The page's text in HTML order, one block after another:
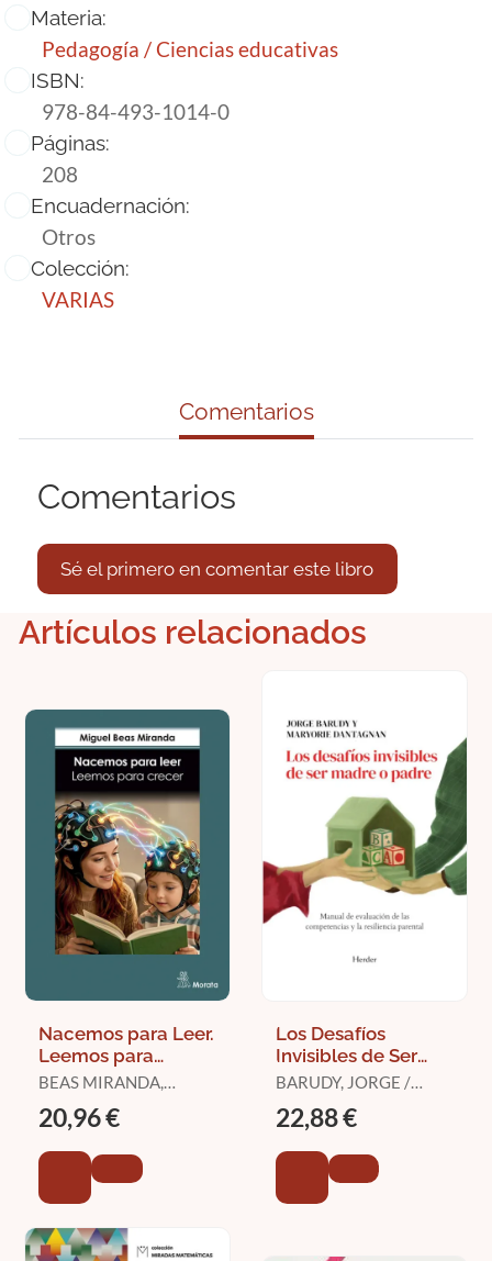
Materia:
Pedagogía / Ciencias educativas
ISBN:
978-84-493-1014-0
Páginas:
208
Encuadernación:
Otros
Colección:
VARIAS
Comentarios
Comentarios
Sé el primero en comentar este libro
Artículos relacionados
Nacemos para Leer.
Leemos para
Crecer
BEAS MIRANDA,
20,96 €
Los Desafíos
Invisibles de Ser
Madre o Padre
BARUDY, JORGE /
MARYORIE
22,88 €